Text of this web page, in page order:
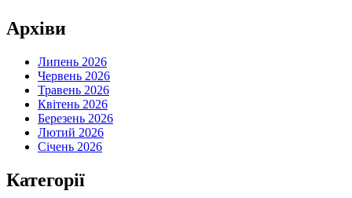
Архіви
Липень 2026
Червень 2026
Травень 2026
Квітень 2026
Березень 2026
Лютий 2026
Січень 2026
Категорії